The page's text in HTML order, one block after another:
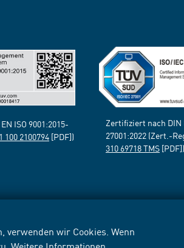
wir Cookies. Wenn
ISO 9001:2015-
100 2100794[PDF])
Zertifiziert nach DIN
27001:2022 (Zert.-
310 69718 TMS [PDF])